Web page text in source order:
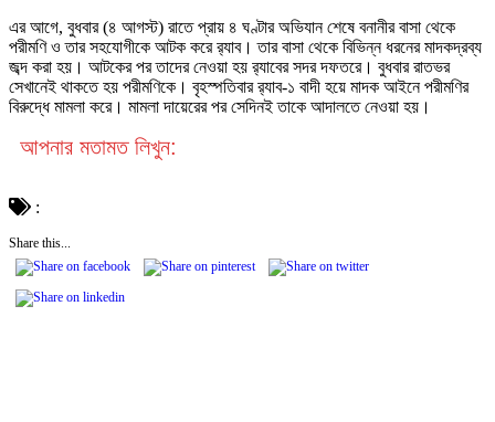
এর আগে, বুধবার (৪ আগস্ট) রাতে প্রায় ৪ ঘণ্টার অভিযান শেষে বনানীর বাসা থেকে
পরীমণি ও তার সহযোগীকে আটক করে র‍্যাব। তার বাসা থেকে বিভিন্ন ধরনের মাদকদ্রব্য
জব্দ করা হয়। আটকের পর তাদের নেওয়া হয় র‍্যাবের সদর দফতরে। বুধবার রাতভর
সেখানেই থাকতে হয় পরীমণিকে। বৃহস্পতিবার র‍্যাব-১ বাদী হয়ে মাদক আইনে পরীমণির
বিরুদ্ধে মামলা করে। মামলা দায়েরের পর সেদিনই তাকে আদালতে নেওয়া হয়।
আপনার মতামত লিখুন:
:
Share this...